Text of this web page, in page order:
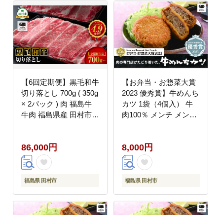
【6回定期便】黒毛和牛
切り落とし 700g ( 350g
× 2パック ) 肉 福島牛
牛肉 福島県産 田村市
86,000円
福島県 田村市
【お弁当・お惣菜大賞
2023 優秀賞】牛めんち
カツ 1袋（4個入） 牛
肉100％ メンチ メンチ
菜 弁当 おかず 田村市
福島県 川合精肉店
8,000円
福島県 田村市